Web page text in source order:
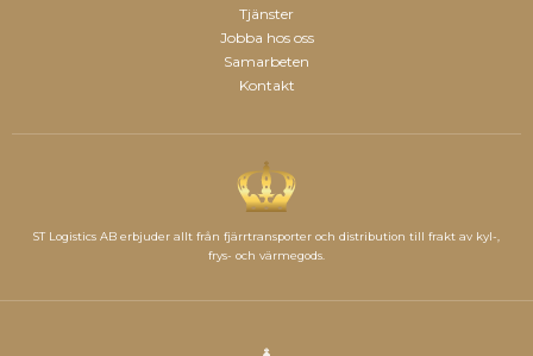
Tjänster
Jobba hos oss
Samarbeten
Kontakt
ST Logistics AB erbjuder allt från fjärrtransporter och distribution till frakt av kyl-,
frys- och värmegods.